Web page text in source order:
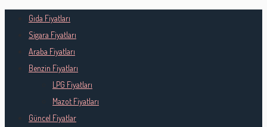
Gıda Fiyatları
Sigara Fiyatları
Araba Fiyatları
Benzin Fiyatları
LPG Fiyatları
Mazot Fiyatları
Güncel Fiyatlar